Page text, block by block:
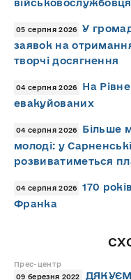
05 серпня 2026
У
заявок на
творчі досягнення
04 серпня 2026
На
евакуйованих
04 серпня 2026
Більше
молоді: у
розвиватиметься
04 серпня 2026
170
Франка
Прес-центр
09 березня 2022